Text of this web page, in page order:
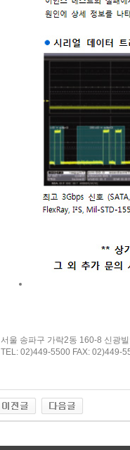
서울 송파구 가락2동 160-8 신광
TEL: 02)449-5500 FAX: 02)449-